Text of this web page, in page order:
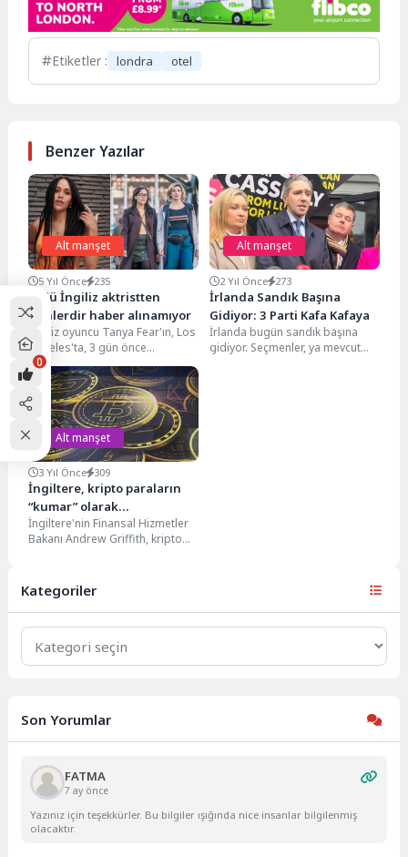
Etiketler : londra otel
Benzer Yazılar
Alt manşet
5 Yıl Önce 235
Ünlü İngiliz aktristten
günlerdir haber alınamıyor
İngiliz oyuncu Tanya Fear'ın, Los
Angeles'ta, 3 gün önce
kaybolduğu bildirdi. "Doctor
Who" dizisindeki rolüyle...
Alt manşet
2 Yıl Önce 273
İrlanda Sandık Başına
Gidiyor: 3 Parti Kafa Kafaya
İrlanda bugün sandık başına
gidiyor. Seçmenler, ya mevcut
Alt manşet
3 Yıl Önce 309
İngiltere, kripto paraların
“kumar” olarak
değerlendirilmesini
reddetti
İngiltere'nin Finansal Hizmetler
Bakanı Andrew Griffith, kripto
Kategoriler
Kategoriler
Son Yorumlar
FATMA
7 ay önce
Yazınız için teşekkürler. Bu bilgiler ışığında nice insanlar bilgilenmiş
olacaktır.
0